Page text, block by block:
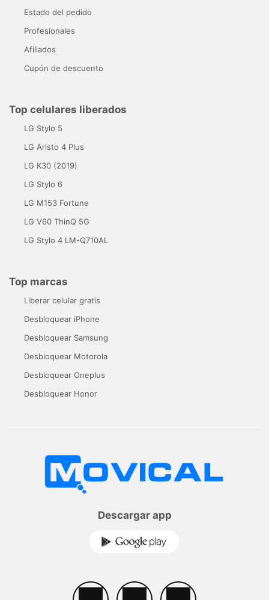
Estado del pedido
Profesionales
Afiliados
Cupón de descuento
Top celulares liberados
LG Stylo 5
LG Aristo 4 Plus
LG K30 (2019)
LG Stylo 6
LG M153 Fortune
LG V60 ThinQ 5G
LG Stylo 4 LM-Q710AL
Top marcas
Liberar celular gratis
Desbloquear iPhone
Desbloquear Samsung
Desbloquear Motorola
Desbloquear Oneplus
Desbloquear Honor
Descargar app